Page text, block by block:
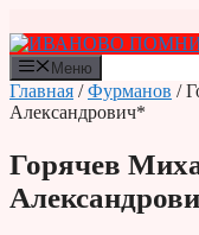
к
содержимому
Меню
Главная /Фурманов /
Александрович*
Горячев